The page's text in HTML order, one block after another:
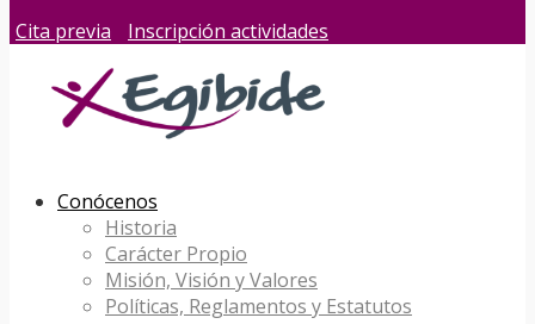
Cita previa
Inscripción actividades
Conócenos
Historia
Carácter Propio
Misión, Visión y Valores
Políticas, Reglamentos y Estatutos